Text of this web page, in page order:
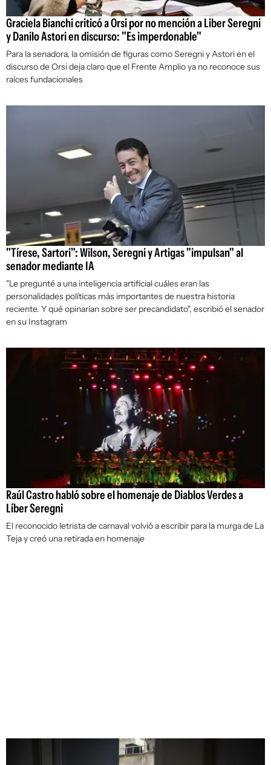
Graciela Bianchi criticó a Orsi por no mención a Liber Seregni
y Danilo Astori en discurso: "Es imperdonable"
Para la senadora, la omisión de figuras como Seregni y Astori en el
discurso de Orsi deja claro que el Frente Amplio ya no reconoce sus
raíces fundacionales
"Tírese, Sartori": Wilson, Seregni y Artigas "impulsan" al
senador mediante IA
"Le pregunté a una inteligencia artificial cuáles eran las
personalidades políticas más importantes de nuestra historia
reciente. Y qué opinarían sobre ser precandidato", escribió el senador
en su Instagram
Raúl Castro habló sobre el homenaje de Diablos Verdes a
Líber Seregni
El reconocido letrista de carnaval volvió a escribir para la murga de La
Teja y creó una retirada en homenaje